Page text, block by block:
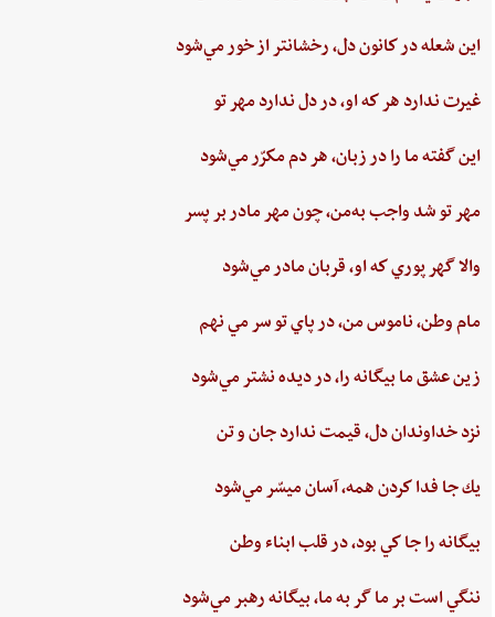
اين ‌شعله ‌در كانون ‌دل، ‌رخشانتر از خور مي‌شود
غيرت‌ ندارد هر كه او، در دل‌ ندارد مهر تو
اين‌ گفته‌ ما را در زبان، هر دم‌ مكرّر مي‌شود
مهر تو شد واجب‌ به‌من،‌ چون‌ مهر مادر بر پسر
والا گهر پوري‌ كه او، قربان مادر مي‌شود
مام‌ وطن‌، ناموس‌ من‌، در پاي ‌تو سر مي نهم‌
زين‌ عشق‌ ما بيگانه را، در ديده ‌نشتر مي‌شود
نزد خداوندان دل،‌ قيمت‌ ندارد جان‌ و تن
يك جا فدا كردن‌ همه،‌ آسان ميسّر مي‌شود
بيگانه‌ را جا كي‌ بود، در قلب‌ ابناء وطن
ننگي ‌است ‌بر ما گر به ‌ما، بيگانه‌ رهبر مي‌شود